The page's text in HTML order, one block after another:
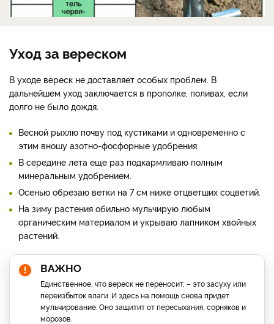
Уход за вереском
В уходе вереск не доставляет особых проблем. В
дальнейшем уход заключается в прополке, поливах, если
долго не было дождя.
Весной рыхлю почву под кустиками и одновременно с
этим вношу азотно-фосфорные удобрения.
В середине лета еще раз подкармливаю полным
минеральным удобрением.
Осенью обрезаю ветки на 7 см ниже отцветших соцветий.
На зиму растения обильно мульчирую любым
органическим материалом и укрываю лапником хвойных
растений.
ВАЖНО
Единственное, что вереск не переносит, – это засуху или
переизбыток влаги. И здесь на помощь снова придет
мульчирование. Оно защитит от пересыхания, сорняков и
морозов.